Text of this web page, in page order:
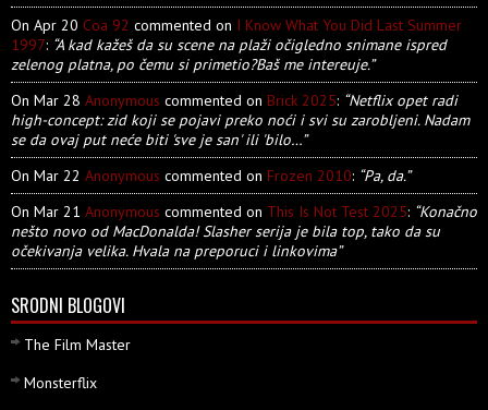
On Apr 20 Coa 92 commented on I Know What You Did Last Summer
1997: “A kad kažeš da su scene na plaži očigledno snimane ispred
zelenog platna, po čemu si primetio?Baš me intereuje.”
On Mar 28 Anonymous commented on Brick 2025: “Netflix opet radi
high-concept: zid koji se pojavi preko noći i svi su zarobljeni. Nadam
se da ovaj put neće biti 'sve je san' ili 'bilo…”
On Mar 22 Anonymous commented on Frozen 2010: “Pa, da.”
On Mar 21 Anonymous commented on This Is Not Test 2025: “Konačno
nešto novo od MacDonalda! Slasher serija je bila top, tako da su
očekivanja velika. Hvala na preporuci i linkovima”
SRODNI BLOGOVI
The Film Master
Monsterflix